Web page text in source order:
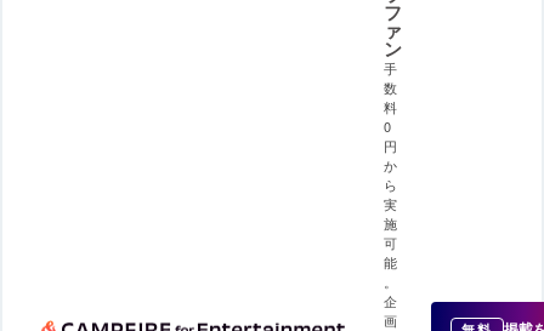
フ
ァ
ン
手
数
料
0
円
か
ら
実
施
可
能
。
企
画